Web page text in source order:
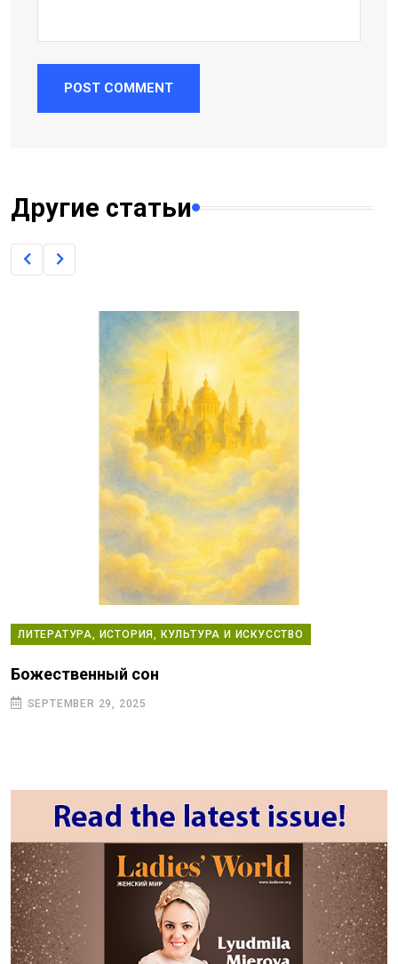
POST COMMENT
Другие статьи
ЛИТЕРАТУРА, ИСТОРИЯ, КУЛЬТУРА И ИСКУССТВО
Божественный сон
SEPTEMBER 29, 2025